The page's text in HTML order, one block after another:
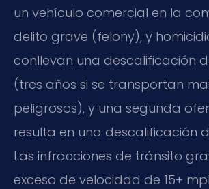
un vehículo comercial en la
delito grave (felony), y
conllevan una descalificación
(tres años si se transportan
peligrosos), y una segunda
resulta en una descalificación
Las infracciones de tránsito
exceso de velocidad de 15+